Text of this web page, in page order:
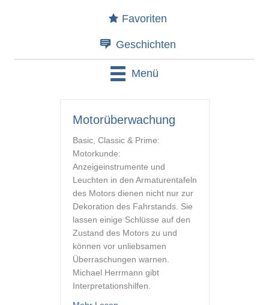
Favoriten
Geschichten
Menü
Motorüberwachung
Basic, Classic & Prime:
Motorkunde:
Anzeigeinstrumente und
Leuchten in den Armaturentafeln
des Motors dienen nicht nur zur
Dekoration des Fahrstands. Sie
lassen einige Schlüsse auf den
Zustand des Motors zu und
können vor unliebsamen
Überraschungen warnen.
Michael Herrmann gibt
Interpretationshilfen.